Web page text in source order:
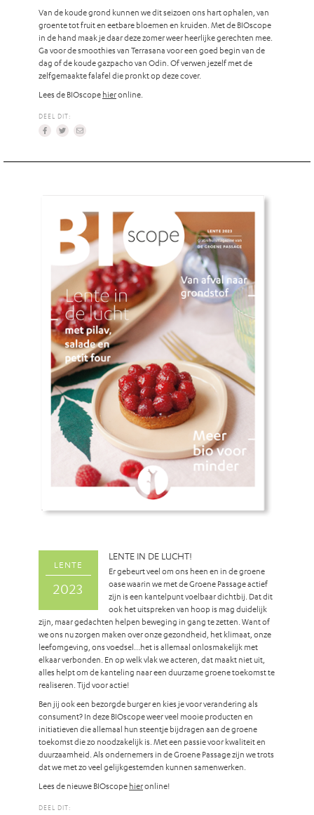
Van de koude grond kunnen we dit seizoen ons hart ophalen, van
groente tot fruit en eetbare bloemen en kruiden. Met de BIOscope
in de hand maak je daar deze zomer weer heerlijke gerechten mee.
Ga voor de smoothies van Terrasana voor een goed begin van de
dag of de koude gazpacho van Odin. Of verwen jezelf met de
zelfgemaakte falafel die pronkt op deze cover.
Lees de BIOscopehieronline.
DEEL DIT:
LENTE
2023
LENTE IN DE LUCHT!
Er gebeurt veel om ons heen en in de groene
oase waarin we met de Groene Passage actief
zijn is een kantelpunt voelbaar dichtbij. Dat dit
ook het uitspreken van hoop is mag duidelijk
zijn, maar gedachten helpen beweging in gang te zetten. Want of
we ons nu zorgen maken over onze gezondheid, het klimaat, onze
leefomgeving, ons voedsel…het is allemaal onlosmakelijk met
elkaar verbonden. En op welk vlak we acteren, dat maakt niet uit,
alles helpt om de kanteling naar een duurzame groene toekomst te
realiseren. Tijd voor actie!
Ben jij ook een bezorgde burger en kies je voor verandering als
consument? In deze BIOscope weer veel mooie producten en
initiatieven die allemaal hun steentje bijdragen aan de groene
toekomst die zo noodzakelijk is. Met een passie voor kwaliteit en
duurzaamheid. Als ondernemers in de Groene Passage zijn we trots
dat we met zo veel gelijkgestemden kunnen samenwerken.
Lees de nieuwe BIOscopehieronline!
DEEL DIT: